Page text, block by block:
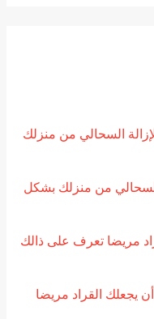
لإزالة السحالي من منزلك
السحالي من منزلك بشكل
مريضا تعرف على ذالك
يجعلك القراد مريضا